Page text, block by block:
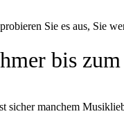
Sie es aus, Sie
bis
manchem